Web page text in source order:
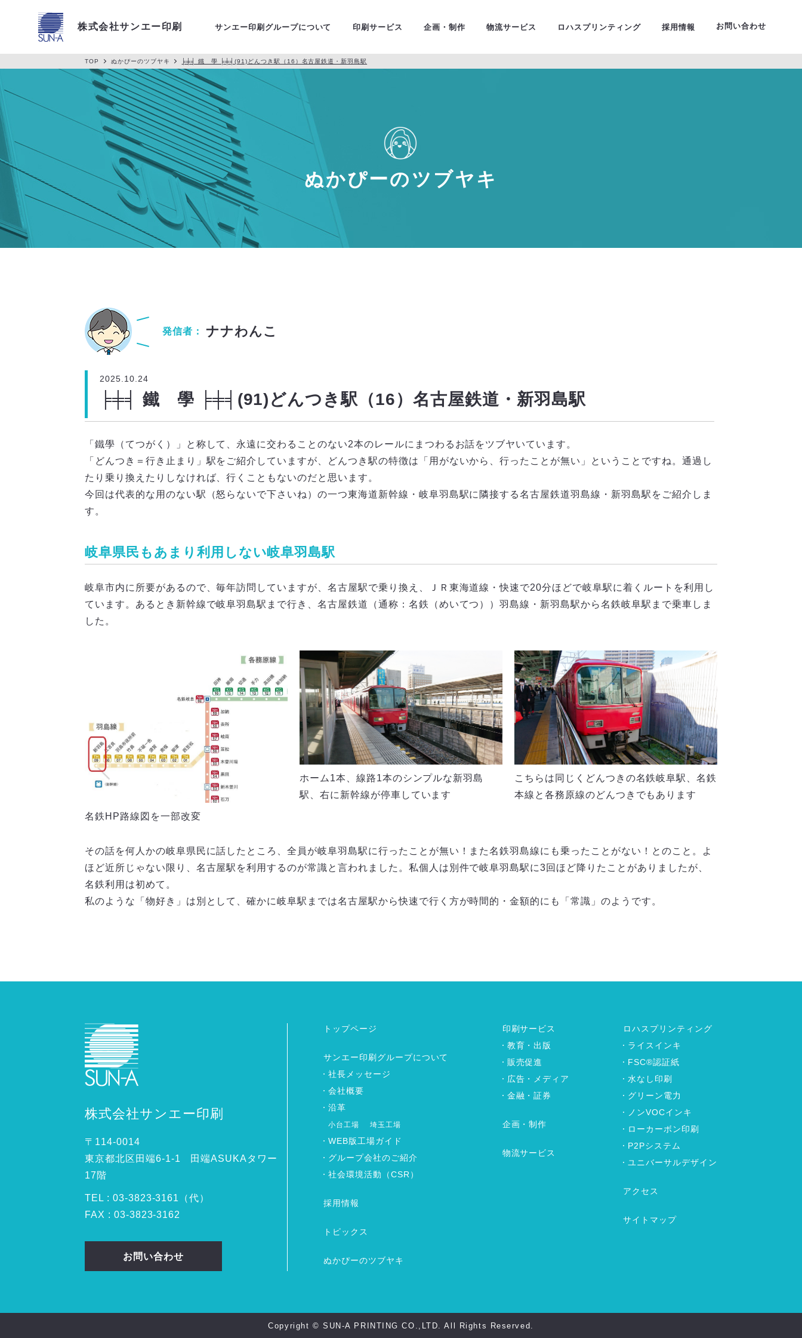
株式会社サンエー印刷 サンエー印刷グループについて 印刷サービス
金融・証券
企画・制作 物流サービス ロハスプリンティング 採用情報 お問い合わせ
TOP ぬかぴーのツブヤキ ╞╪╡ 鐵 學 ╞╪╡(91)どんつき駅（16）名古屋鉄道・新羽島駅
ぬかぴーのツブヤキ
発信者： ナナわんこ
2025.10.24
╞╪╡ 鐵 學 ╞╪╡(91)どんつき駅（16）名古屋鉄道・新羽島駅
「鐵學（てつがく）」と称して、永遠に交わることのない2本のレールにまつわるお話をツブヤいています。
「どんつき＝行き止まり」駅をご紹介していますが、どんつき駅の特徴は「用がないから、行ったことが無い」ということですね。通過し
たり乗り換えたりしなければ、行くこともないのだと思います。
今回は代表的な用のない駅（怒らないで下さいね）の一つ東海道新幹線・岐阜羽島駅に隣接する名古屋鉄道羽島線・新羽島駅をご紹介しま
す。
岐阜県民もあまり利用しない岐阜羽島駅
岐阜市内に所要があるので、毎年訪問していますが、名古屋駅で乗り換え、ＪＲ東海道線・快速で20分ほどで岐阜駅に着くルートを利用し
ています。あるとき新幹線で岐阜羽島駅まで行き、名古屋鉄道（通称：名鉄（めいてつ））羽島線・新羽島駅から名鉄岐阜駅まで乗車しま
した。
名鉄HP路線図を一部改変
ホーム1本、線路1本のシンプルな新羽島
駅、右に新幹線が停車しています
こちらは同じくどんつきの名鉄岐阜駅、名鉄
本線と各務原線のどんつきでもあります
その話を何人かの岐阜県民に話したところ、全員が岐阜羽島駅に行ったことが無い！また名鉄羽島線にも乗ったことがない！とのこと。よ
ほど近所じゃない限り、名古屋駅を利用するのが常識と言われました。私個人は別件で岐阜羽島駅に3回ほど降りたことがありましたが、
名鉄利用は初めて。
私のような「物好き」は別として、確かに岐阜駅までは名古屋駅から快速で行く方が時間的・金額的にも「常識」のようです。
株式会社サンエー印刷
〒114-0014
東京都北区田端6-1-1 田端ASUKAタワー
17階
TEL : 03-3823-3161（代）
FAX : 03-3823-3162
お問い合わせ
トップページ
サンエー印刷グループについて
社長メッセージ
会社概要
沿革
小台工場 埼玉工場
WEB版工場ガイド
グループ会社のご紹介
社会環境活動（CSR）
採用情報
トピックス
ぬかぴーのツブヤキ
印刷サービス
教育・出版
販売促進
広告・メディア
金融・証券
企画・制作
物流サービス
ロハスプリンティング
ライスインキ
FSC®認証紙
水なし印刷
グリーン電力
ノンVOCインキ
ローカーボン印刷
P2Pシステム
ユニバーサルデザイン
アクセス
サイトマップ
Copyright © SUN-A PRINTING CO.,LTD. All Rights Reserved.